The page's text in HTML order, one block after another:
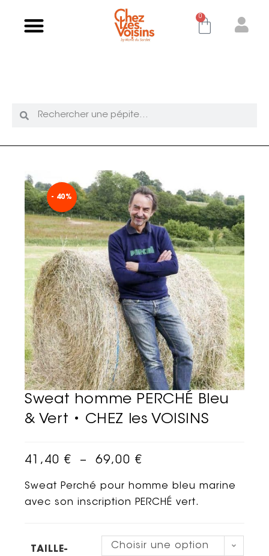
0
- 40%
Sweat homme PERCHÉ Bleu
& Vert • CHEZ les VOISINS
41,40€ – 69,00€
Sweat Perché pour homme bleu marine
avec son inscription PERCHÉ vert.
TAILLE-
Choisir une option